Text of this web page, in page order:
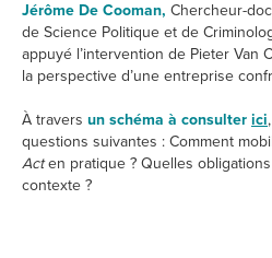
Jérôme De Cooman, Chercheur-
de Science Politique et de
appuyé l’intervention de Pieter Van
la perspective d’une entreprise
À travers un schéma à consulter ici
questions suivantes : Comment
Acten pratique ? Quelles
contexte ?